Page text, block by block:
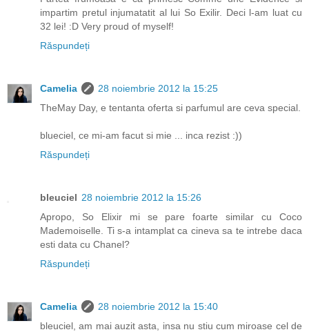
impartim pretul injumatatit al lui So Exilir. Deci l-am luat cu
32 lei! :D Very proud of myself!
Răspundeți
Camelia
28 noiembrie 2012 la 15:25
TheMay Day, e tentanta oferta si parfumul are ceva special.
blueciel, ce mi-am facut si mie ... inca rezist :))
Răspundeți
bleuciel 28 noiembrie 2012 la 15:26
Apropo, So Elixir mi se pare foarte similar cu Coco
Mademoiselle. Ti s-a intamplat ca cineva sa te intrebe daca
esti data cu Chanel?
Răspundeți
Camelia
28 noiembrie 2012 la 15:40
bleuciel, am mai auzit asta, insa nu stiu cum miroase cel de